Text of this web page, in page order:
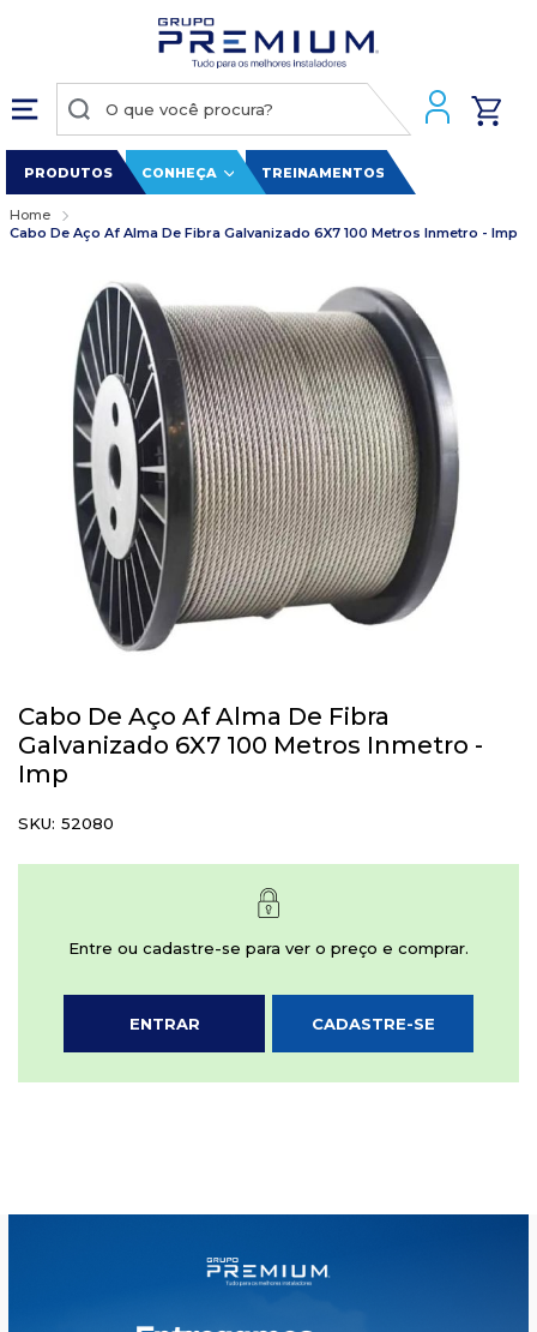
PRODUTOS CONHEÇA TREINAMENTOS
Home
Cabo De Aço Af Alma De Fibra Galvanizado 6X7 100 Metros Inmetro - Imp
Galeria
imagens
para
o
início
da
de
Cabo De Aço Af Alma De Fibra
Galvanizado 6X7 100 Metros Inmetro -
Imp
SKU 52080
Entre ou cadastre-se para ver o preço e comprar.
ENTRAR CADASTRE-SE